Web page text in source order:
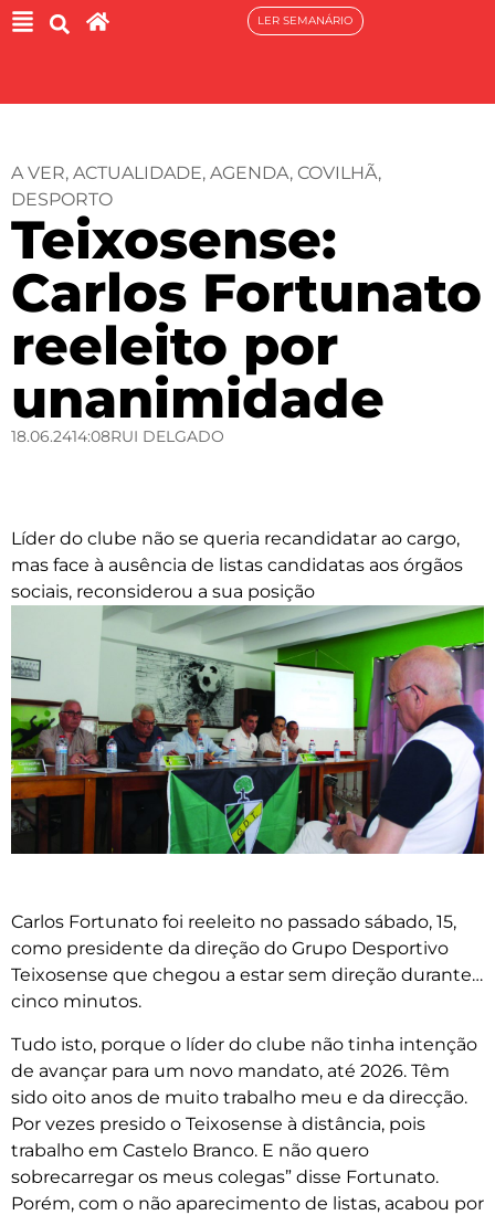
LER SEMANÁRIO
A VER, ACTUALIDADE, AGENDA, COVILHÃ,
DESPORTO
Teixosense:
Carlos Fortunato
reeleito por
unanimidade
18.06.2414:08RUI DELGADO
Líder do clube não se queria recandidatar ao cargo,
mas face à ausência de listas candidatas aos órgãos
sociais, reconsiderou a sua posição
Carlos Fortunato foi reeleito no passado sábado, 15,
como presidente da direção do Grupo Desportivo
Teixosense que chegou a estar sem direção durante…
cinco minutos.
Tudo isto, porque o líder do clube não tinha intenção
de avançar para um novo mandato, até 2026. Têm
sido oito anos de muito trabalho meu e da direcção.
Por vezes presido o Teixosense à distância, pois
trabalho em Castelo Branco. E não quero
sobrecarregar os meus colegas” disse Fortunato.
Porém, com o não aparecimento de listas, acabou por